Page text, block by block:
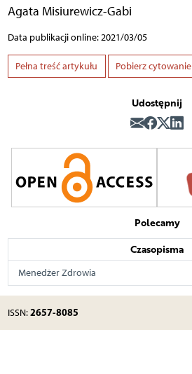
Agata Misiurewicz-Gabi
Data publikacji online: 2021/03/05
Pełna treść artykułu Pobierz cytowanie
Udostępnij
Polecamy
Czasopisma
Menedżer Zdrowia
ISSN:2657-8085